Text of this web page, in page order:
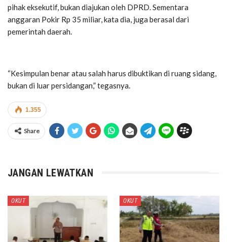
pihak eksekutif, bukan diajukan oleh DPRD. Sementara
anggaran Pokir Rp 35 miliar, kata dia, juga berasal dari
pemerintah daerah.
“Kesimpulan benar atau salah harus dibuktikan di ruang sidang,
bukan di luar persidangan,” tegasnya.
1.355
Share
JANGAN LEWATKAN
OKUT OKUT